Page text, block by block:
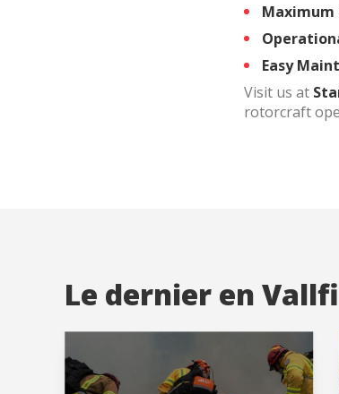
Easy
Visit us at
rotorcraft
Le dernier en